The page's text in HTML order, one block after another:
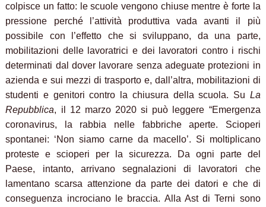
colpisce un fatto: le scuole vengono chiuse mentre è forte la
pressione perché l’attività produttiva vada avanti il più
possibile con l’effetto che si sviluppano, da una parte,
mobilitazioni delle lavoratrici e dei lavoratori contro i rischi
determinati dal dover lavorare senza adeguate protezioni in
azienda e sui mezzi di trasporto e, dall’altra, mobilitazioni di
studenti e genitori contro la chiusura della scuola. Su La
Repubblica, il 12 marzo 2020 si può leggere “Emergenza
coronavirus, la rabbia nelle fabbriche aperte. Scioperi
spontanei: ‘Non siamo carne da macello’. Si moltiplicano
proteste e scioperi per la sicurezza.
Da ogni parte del
Paese, intanto, arrivano segnalazioni di lavoratori che
lamentano scarsa attenzione da parte dei datori e che di
conseguenza incrociano le braccia. Alla Ast di Terni sono